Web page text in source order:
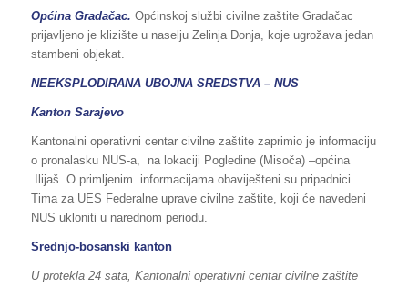
Općina Gradačac. Općinskoj službi civilne zaštite Gradačac
prijavljeno je klizište u naselju Zelinja Donja, koje ugrožava jedan
stambeni objekat.
NEEKSPLODIRANA UBOJNA SREDSTVA – NUS
Kanton Sarajevo
Kantonalni operativni centar civilne zaštite zaprimio je informaciju
o pronalasku NUS-a, na lokaciji Pogledine (Misoča) –općina
Ilijaš. O primljenim informacijama obaviješteni su pripadnici
Tima za UES Federalne uprave civilne zaštite, koji će navedeni
NUS ukloniti u narednom periodu.
Srednjo-bosanski kanton
U protekla 24 sata, Kantonalni operativni centar civilne zaštite